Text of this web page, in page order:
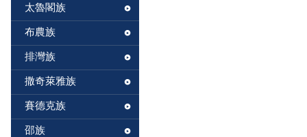
太魯閣族
布農族
排灣族
撒奇萊雅族
賽德克族
邵族